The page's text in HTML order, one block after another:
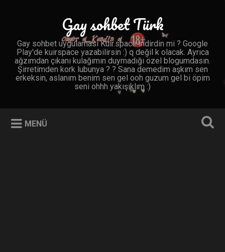
Gay sohbet Türk
Gay sohbet uygulaması Kuir.space indirdin mi ? Google
Play'de kuirspace yazabilirsin :) q değil k olacak. Ayrıca
ağzımdan çıkanı kulağımın duymadığı özel blogumdasın.
Şirretimden kork lubunya ? ? Sana demedim aşkım sen
erkeksin, aslanım benim sen gel ooh guzum gel bi öpim
seni ohhh yakışıklım :)
MENÜ